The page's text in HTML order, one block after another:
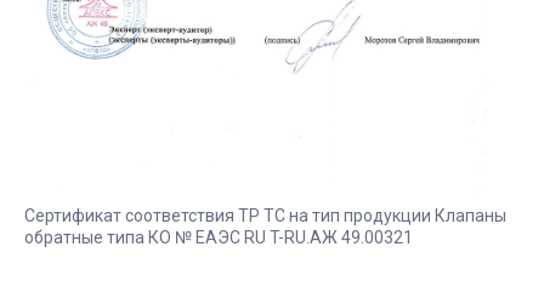
Сертификат соответствия ТР ТС на тип продукции Клапаны
обратные типа КО № ЕАЭС RU T-RU.АЖ 49.00321